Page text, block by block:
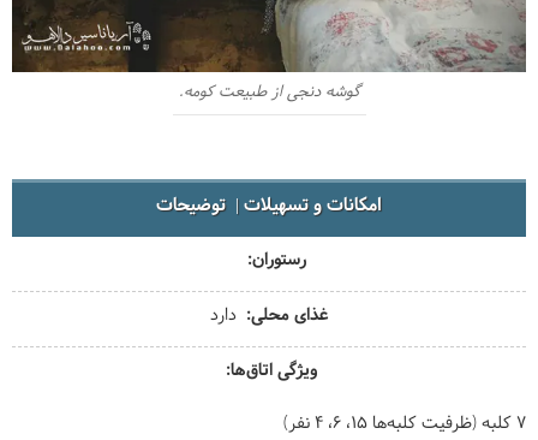
گوشه دنجی از طبیعت کومه.
امکانات و تسهیلات توضیحات
رستوران
غذای محلی دارد
ویژگی اتاق‌ها
7 کلبه (ظرفیت کلبه‌ها 15، 6، 4 نفر)